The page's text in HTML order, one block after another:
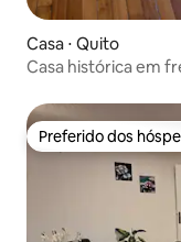
Casa ⋅ Quito
Casa histórica em
Preferido dos
Preferido dos